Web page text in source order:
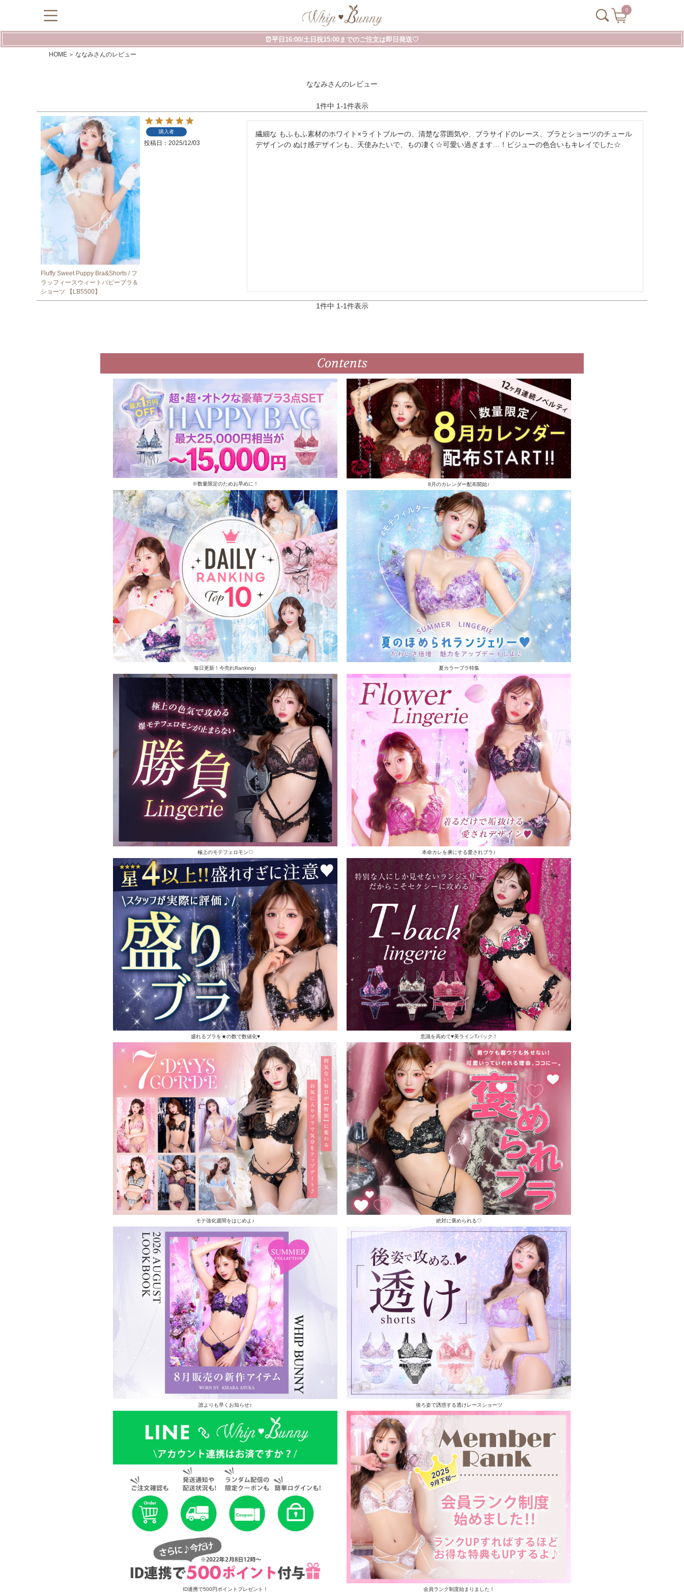
0
⏰平日16:00/土日祝15:00までのご注文は即日発送♡
HOME ななみさんのレビュー
ななみさんのレビュー
1件中 1-1件表示
Fluffy Sweet Puppy Bra&Shorts / フ
ラッフィースウィートパピーブラ＆
ショーツ 【LB5500】
購入者
投稿日 2025/12/03
繊細な もふもふ素材のホワイト×ライトブルーの、清楚な雰囲気や、ブラサイドのレース、ブラとショーツのチュール
デザインの ぬけ感デザインも、天使みたいで、もの凄く☆可愛い過ぎます…！ビジューの色合いもキレイでした☆
1件中 1-1件表示
Contents
※数量限定のためお早めに！ 8月のカレンダー配布開始♪
毎日更新！今売れRanking♪ 夏カラーブラ特集
極上のモテフェロモン♡ 本命カレを虜にする愛されブラ♪
盛れるブラを★の数で数値化♥ 意識を高めて♥美ラインTバック！
モテ強化週間をはじめよ♪ 絶対に褒められる♡
誰よりも早くお知らせ♪ 後ろ姿で誘惑する透けレースショーツ
ID連携で500円ポイントプレゼント！ 会員ランク制度始まりました！